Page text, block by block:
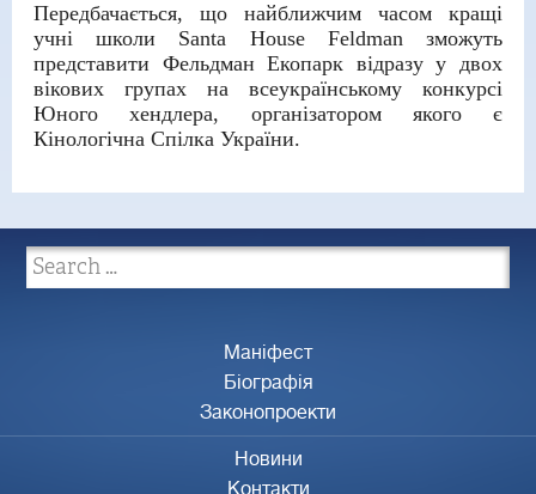
Передбачається, що найближчим часом кращі
учні школи Santa House Feldman зможуть
представити Фельдман Екопарк відразу у двох
вікових групах на всеукраїнському конкурсі
Юного хендлера, організатором якого є
Кінологічна Спілка України.
Маніфест
Біографія
Законопроекти
Новини
Контакти